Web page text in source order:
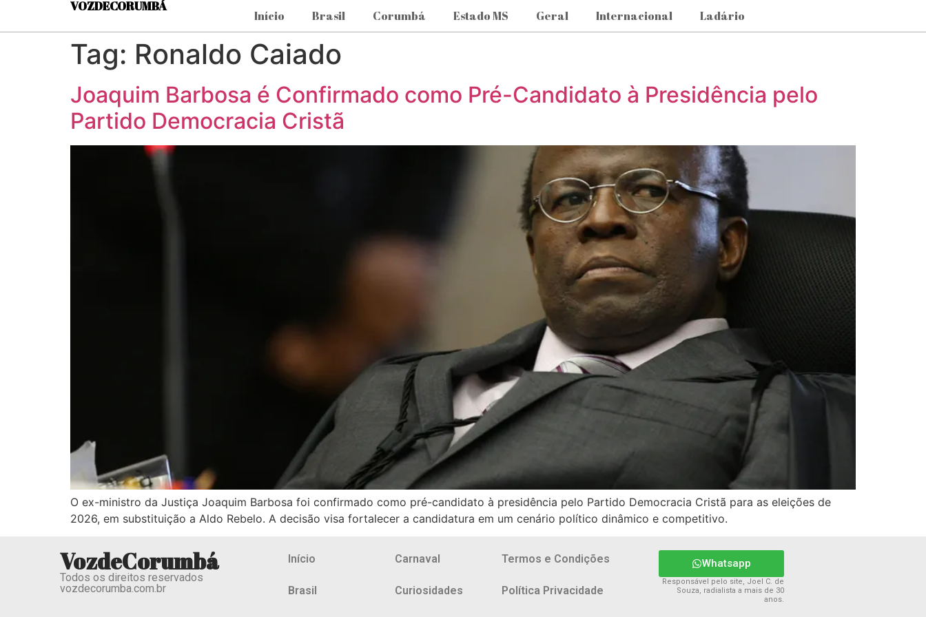
VOZDECORUMBÁ
Início Brasil Corumbá Estado MS Geral Internacional Ladário
Tag: Ronaldo Caiado
Joaquim Barbosa é Confirmado como Pré-Candidato à Presidência pelo
Partido Democracia Cristã
O ex-ministro da Justiça Joaquim Barbosa foi confirmado como pré-candidato à presidência pelo Partido Democracia Cristã para as eleições de
2026, em substituição a Aldo Rebelo. A decisão visa fortalecer a candidatura em um cenário político dinâmico e competitivo.
VozdeCorumbá
Todos os direitos reservados
vozdecorumba.com.br
Início
Brasil
Carnaval
Curiosidades
Termos e Condições
Política Privacidade
Whatsapp
Responsável pelo site, Joel C. de
Souza, radialista a mais de 30
anos.